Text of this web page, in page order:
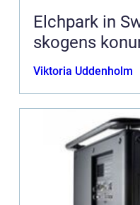
Elchpark in
skogens
Viktoria Uddenholm